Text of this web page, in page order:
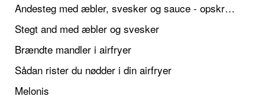
Andesteg med æbler, svesker og sauce - opskrift også til jul
Stegt and med æbler og svesker
Brændte mandler i airfryer
Sådan rister du nødder i din airfryer
Melonis